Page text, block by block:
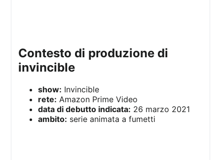
contesto di produzione di
invincible
show: Invincible
rete: Amazon Prime Video
data di debutto indicata: 26 marzo 2021
ambito: serie animata a fumetti